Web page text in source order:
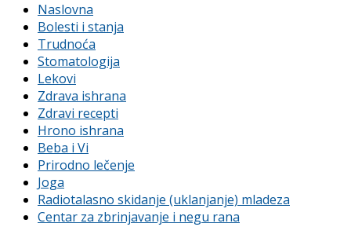
Naslovna
Bolesti i stanja
Trudnoća
Stomatologija
Lekovi
Zdrava ishrana
Zdravi recepti
Hrono ishrana
Beba i Vi
Prirodno lečenje
Joga
Radiotalasno skidanje (uklanjanje) mladeza
Centar za zbrinjavanje i negu rana